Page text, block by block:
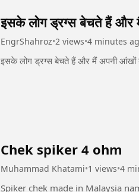
इसके लोग ड्रग्स बेचते हैं
EngrShahroz•2 views•4 minutes
इसके लोग ड्रग्स बेचते हैं और मैं अपनी आंखों
Chek spiker 4 ohm
Muhammad Khatami•1 views•4
Spiker chek made in